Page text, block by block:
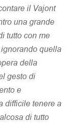
il Vajont
una grande
tutto con me
quella
della
gesto di
e
difficile tenere a
di tutto